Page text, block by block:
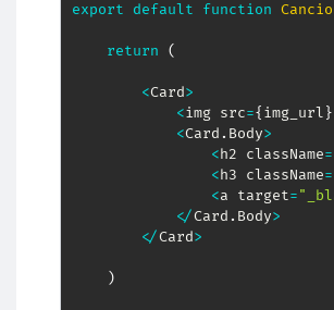
export default function
return (
<Card>
<img src={ img_url }
<Card . Body>
<h2 className=
<h3 className=
<a target=
</Card . Body>
</Card>
)